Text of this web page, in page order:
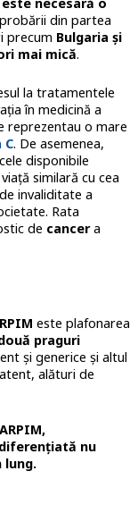
din partea
precum Bulgaria și
mai mică.
la tratamentele
în medicină a
reprezentau o mare
. De asemenea,
disponibile
similară cu cea
invaliditate a
Rata
de cancera
este plafonarea
praguri
și generice și altul
alături de
nu
lung.